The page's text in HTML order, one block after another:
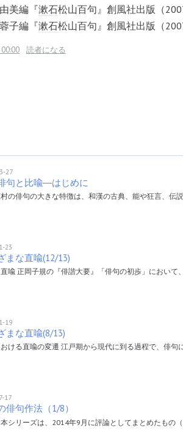
美編『漱石松山百句』創風社出版（
子編『漱石松山百句』創風社出版（
読者になる
27
句と比喩―はじめに
の俳句の大きな特徴は、和漢の古典、能や狂言、伝
23
まな直喩(12/13)
喩 正岡子規の『俳諧大要』「俳句の初歩」において
19
まな直喩(8/13)
ける直喩の変遷 江戸期から現代に到る過程で、俳句
17
俳句作法（1/8）
本シリーズは、2014年9月に評論としてまとめたもの（